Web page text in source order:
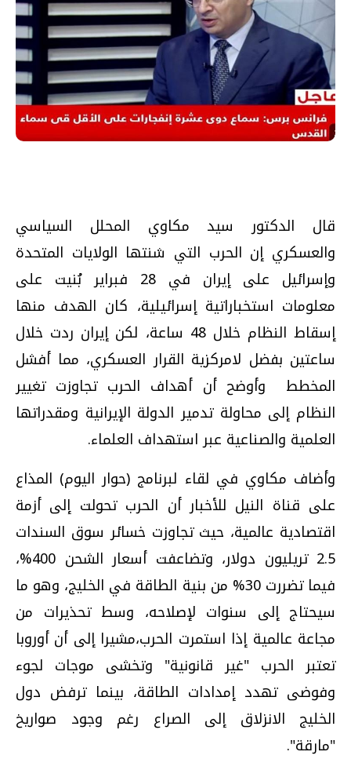
قال الدكتور سيد مكاوي المحلل السياسي
والعسكري إن الحرب التي شنتها الولايات المتحدة
وإسرائيل على إيران في 28 فبراير بُنيت على
معلومات استخباراتية إسرائيلية، كان الهدف منها
إسقاط النظام خلال 48 ساعة، لكن إيران ردت خلال
ساعتين بفضل لامركزية القرار العسكري، مما أفشل
المخطط وأوضح أن أهداف الحرب تجاوزت تغيير
النظام إلى محاولة تدمير الدولة الإيرانية ومقدراتها
العلمية والصناعية عبر استهداف العلماء.
وأضاف مكاوي في لقاء لبرنامج (حوار اليوم) المذاع
على قناة النيل للأخبار أن الحرب تحولت إلى أزمة
اقتصادية عالمية، حيث تجاوزت خسائر سوق السندات
2.5 تريليون دولار، وتضاعفت أسعار الشحن 400%،
فيما تضررت 30% من بنية الطاقة في الخليج، وهو ما
سيحتاج إلى سنوات لإصلاحه، وسط تحذيرات من
مجاعة عالمية إذا استمرت الحرب،مشيرا إلى أن أوروبا
تعتبر الحرب "غير قانونية" وتخشى موجات لجوء
وفوضى تهدد إمدادات الطاقة، بينما ترفض دول
الخليج الانزلاق إلى الصراع رغم وجود صواريخ
"مارقة".